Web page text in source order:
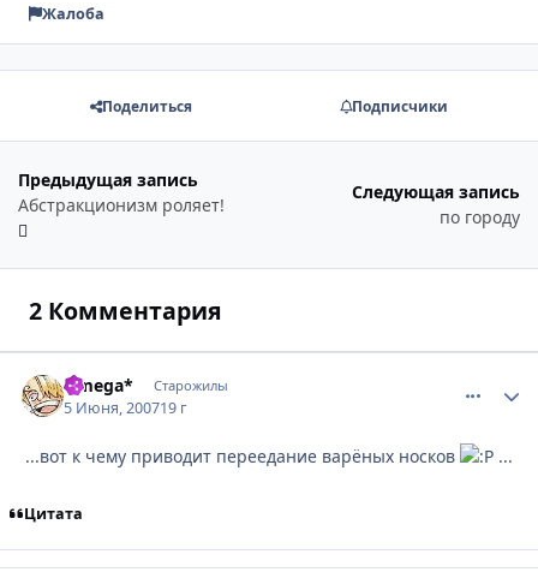
Жалоба
Поделиться Подписчики
Предыдущая запись
Абстракционизм роляет!
Следующая запись
по городу
2 Комментария
Omega* Старожилы
5 Июня, 200719 г
...вот к чему приводит переедание варёных носков ...
Цитата